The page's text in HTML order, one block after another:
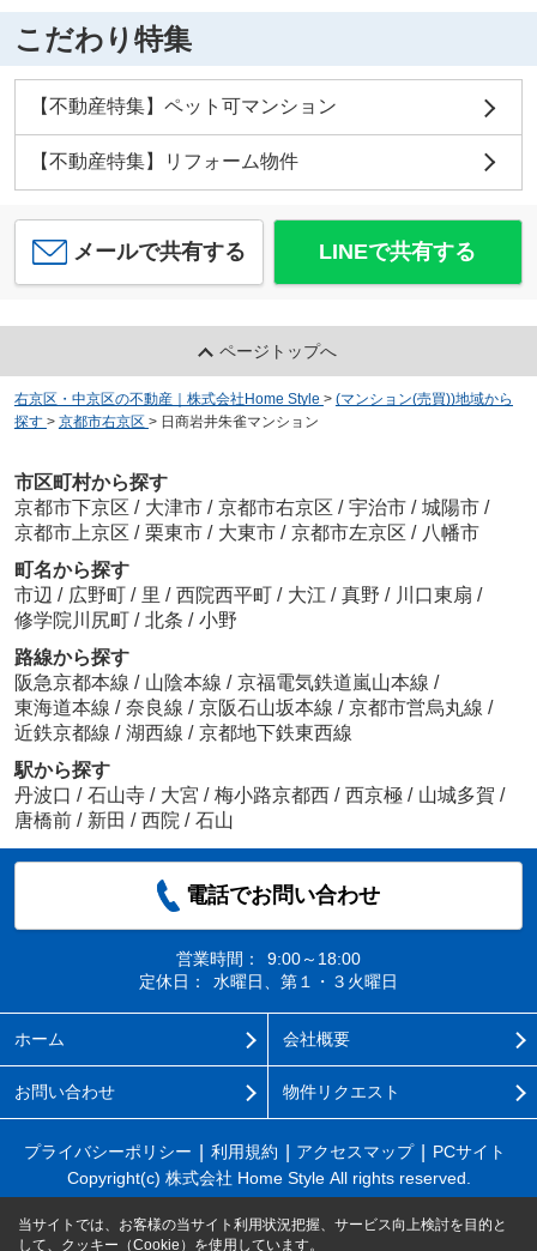
こだわり特集
【不動産特集】ペット可マンション
【不動産特集】リフォーム物件
メールで共有する LINEで共有する
ページトップへ
右京区・中京区の不動産｜株式会社Home Style > (マンション(売買))地域から
探す > 京都市右京区 > 日商岩井朱雀マンション
市区町村から探す
京都市下京区 / 大津市 / 京都市右京区 / 宇治市 / 城陽市 /
京都市上京区 / 栗東市 / 大東市 / 京都市左京区 / 八幡市
町名から探す
市辺 / 広野町 / 里 / 西院西平町 / 大江 / 真野 / 川口東扇 /
修学院川尻町 / 北条 / 小野
路線から探す
阪急京都本線 / 山陰本線 / 京福電気鉄道嵐山本線 /
東海道本線 / 奈良線 / 京阪石山坂本線 / 京都市営烏丸線 /
近鉄京都線 / 湖西線 / 京都地下鉄東西線
駅から探す
丹波口 / 石山寺 / 大宮 / 梅小路京都西 / 西京極 / 山城多賀 /
唐橋前 / 新田 / 西院 / 石山
電話でお問い合わせ
営業時間：
9:00～18:00
定休日：
水曜日、第１・３火曜日
ホーム 会社概要
お問い合わせ 物件リクエスト
プライバシーポリシー 利用規約 アクセスマップ
PCサイト
Copyright(c) 株式会社 Home Style All rights reserved.
当サイトでは、お客様の当サイト利用状況把握、サービス向上検討を目的と
して、クッキー（Cookie）を使用しています。